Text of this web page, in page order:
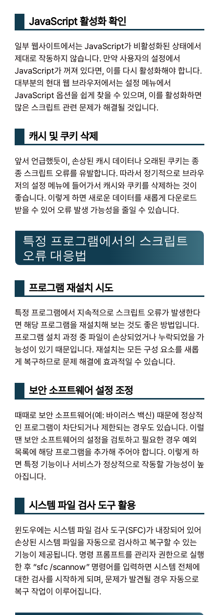
JavaScript 활성화 확인
일부 웹사이트에서는 JavaScript가 비활성화된 상태에서
제대로 작동하지 않습니다. 만약 사용자의 설정에서
JavaScript가 꺼져 있다면, 이를 다시 활성화해야 합니다.
대부분의 현대 웹 브라우저에서는 설정 메뉴에서
JavaScript 옵션을 쉽게 찾을 수 있으며, 이를 활성화하면
많은 스크립트 관련 문제가 해결될 것입니다.
캐시 및 쿠키 삭제
앞서 언급했듯이, 손상된 캐시 데이터나 오래된 쿠키는 종
종 스크립트 오류를 유발합니다. 따라서 정기적으로 브라우
저의 설정 메뉴에 들어가서 캐시와 쿠키를 삭제하는 것이
좋습니다. 이렇게 하면 새로운 데이터를 새롭게 다운로드
받을 수 있어 오류 발생 가능성을 줄일 수 있습니다.
특정 프로그램에서의 스크립트
오류 대응법
프로그램 재설치 시도
특정 프로그램에서 지속적으로 스크립트 오류가 발생한다
면 해당 프로그램을 재설치해 보는 것도 좋은 방법입니다.
프로그램 설치 과정 중 파일이 손상되었거나 누락되었을 가
능성이 있기 때문입니다. 재설치는 모든 구성 요소를 새롭
게 복구하므로 문제 해결에 효과적일 수 있습니다.
보안 소프트웨어 설정 조정
때때로 보안 소프트웨어(예: 바이러스 백신) 때문에 정상적
인 프로그램이 차단되거나 제한되는 경우도 있습니다. 이럴
땐 보안 소프트웨어의 설정을 검토하고 필요한 경우 예외
목록에 해당 프로그램을 추가해 주어야 합니다. 이렇게 하
면 특정 기능이나 서비스가 정상적으로 작동할 가능성이 높
아집니다.
시스템 파일 검사 도구 활용
윈도우에는 시스템 파일 검사 도구(SFC)가 내장되어 있어
손상된 시스템 파일을 자동으로 검사하고 복구할 수 있는
기능이 제공됩니다. 명령 프롬프트를 관리자 권한으로 실행
한 후 “sfc /scannow” 명령어를 입력하면 시스템 전체에
대한 검사를 시작하게 되며, 문제가 발견될 경우 자동으로
복구 작업이 이루어집니다.